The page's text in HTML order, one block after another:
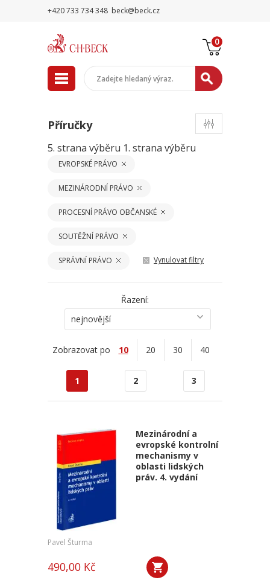
+420 733 734 348 beck@beck.cz
0
Příručky
5. strana výběru 1. strana výběru
EVROPSKÉ PRÁVO
MEZINÁRODNÍ PRÁVO
PROCESNÍ PRÁVO OBČANSKÉ
SOUTĚŽNÍ PRÁVO
SPRÁVNÍ PRÁVO Vynulovat filtry
Řazení:
nejnovější
Zobrazovat po 10 20 30 40
1 2 3
Mezinárodní a
evropské kontrolní
mechanismy v
oblasti lidských
práv. 4. vydání
Pavel Šturma
490,00 Kč